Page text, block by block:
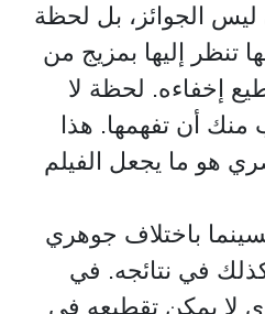
الجوائز، بل لحظة
تنظر إليها بمزيج من
إخفاءه. لحظة لا
أن تفهمها. هذا
هو ما يجعل الفيلم
باختلاف جوهري
كذلك في نتائجه. في
لا يمكن تقطيعه في